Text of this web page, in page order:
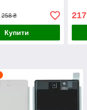
258 ₴
Купити
217